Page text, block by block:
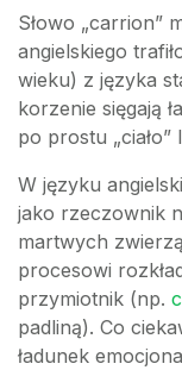
Słowo „carrion”
angielskiego
wieku) z języka
korzenie sięgają
po prostu „ciało”
W języku
jako rzeczownik
martwych
procesowi
przymiotnik (np.
padliną). Co
ładunek